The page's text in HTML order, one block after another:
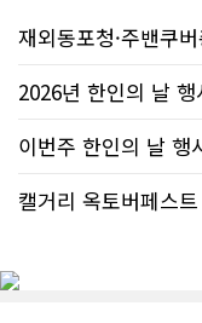
2026년 한인의 날
이번주 한인의 날 행
캘거리 옥토버페스